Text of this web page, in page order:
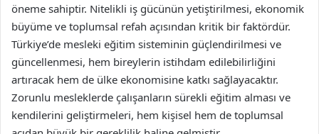
öneme sahiptir. Nitelikli iş gücünün yetiştirilmesi, ekonomik
büyüme ve toplumsal refah açısından kritik bir faktördür.
Türkiye’de mesleki eğitim sisteminin güçlendirilmesi ve
güncellenmesi, hem bireylerin istihdam edilebilirliğini
artıracak hem de ülke ekonomisine katkı sağlayacaktır.
Zorunlu mesleklerde çalışanların sürekli eğitim alması ve
kendilerini geliştirmeleri, hem kişisel hem de toplumsal